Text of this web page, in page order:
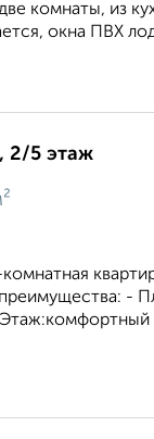
комнаты, из
окна ПВХ
2/5 этаж
преимущества: -